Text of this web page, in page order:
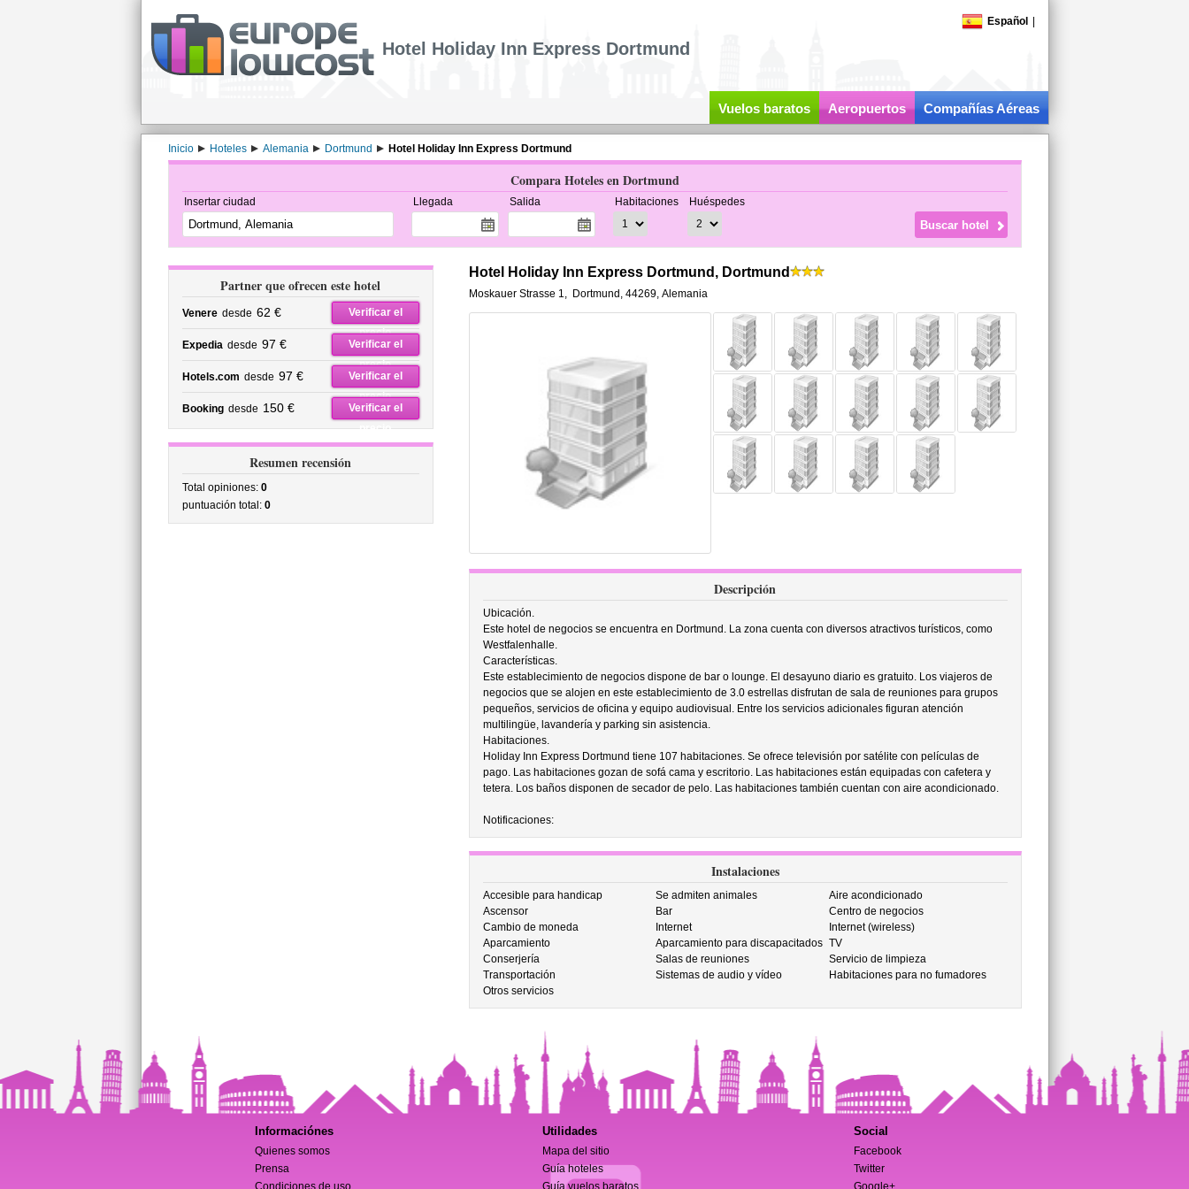
Español
Hotel Holiday Inn Express Dortmund
Vuelos baratos Aeropuertos Compañías Aéreas
Inicio Hoteles Alemania Dortmund Hotel Holiday Inn Express Dortmund
Compara Hoteles en Dortmund
Insertar ciudad Llegada Salida Habitaciones Huéspedes
Partner que ofrecen este hotel
Venere desde 62 €
Verificar el
precio
Expedia desde 97 €
Verificar el
precio
Hotels.com desde 97 €
Verificar el
precio
Booking desde 150 €
Verificar el
precio
Resumen recensión
Total opiniones: 0
puntuación total: 0
Hotel Holiday Inn Express Dortmund, Dortmund
Moskauer Strasse 1, Dortmund , 44269, Alemania
Descripción
Ubicación.
Este hotel de negocios se encuentra en Dortmund. La zona cuenta con diversos atractivos turísticos, como
Westfalenhalle.
Características.
Este establecimiento de negocios dispone de bar o lounge. El desayuno diario es gratuito. Los viajeros de
negocios que se alojen en este establecimiento de 3.0 estrellas disfrutan de sala de reuniones para grupos
pequeños, servicios de oficina y equipo audiovisual. Entre los servicios adicionales figuran atención
multilingüe, lavandería y parking sin asistencia.
Habitaciones.
Holiday Inn Express Dortmund tiene 107 habitaciones. Se ofrece televisión por satélite con películas de
pago. Las habitaciones gozan de sofá cama y escritorio. Las habitaciones están equipadas con cafetera y
tetera. Los baños disponen de secador de pelo. Las habitaciones también cuentan con aire acondicionado.
Notificaciones:
Instalaciones
Accesible para handicap Se admiten animales
Aire acondicionado
Ascensor
Bar
Centro de negocios
Cambio de moneda
Internet
Internet (wireless)
Aparcamiento
Aparcamiento para discapacitados TV
Conserjería
Salas de reuniones
Servicio de limpieza
Transportación
Sistemas de audio y vídeo
Habitaciones para no fumadores
Otros servicios
Informaciónes
Quienes somos
Prensa
Condiciones de uso
Utilidades
Mapa del sitio
Guía hoteles
Guía vuelos baratos
Social
Facebook
Twitter
Google+